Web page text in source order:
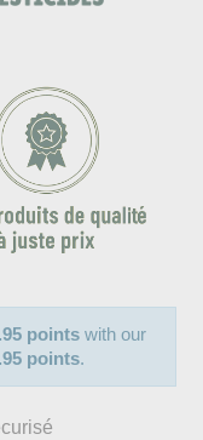
points with our
points.